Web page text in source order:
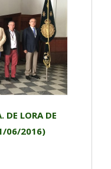
DE LORA DE
06/2016)